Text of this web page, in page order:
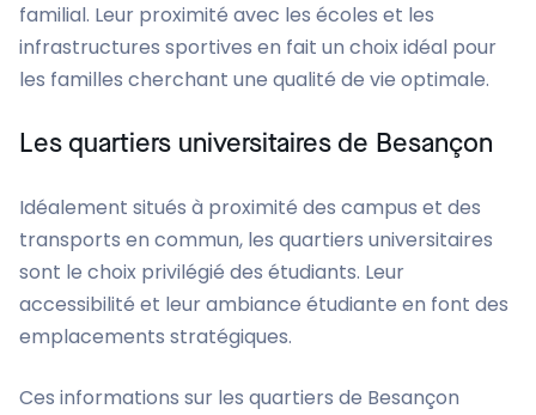
familial. Leur proximité avec les écoles et les
infrastructures sportives en fait un choix idéal pour
les familles cherchant une qualité de vie optimale.
Les quartiers universitaires de Besançon
Idéalement situés à proximité des campus et des
transports en commun, les quartiers universitaires
sont le choix privilégié des étudiants. Leur
accessibilité et leur ambiance étudiante en font des
emplacements stratégiques.
Ces informations sur les quartiers de Besançon